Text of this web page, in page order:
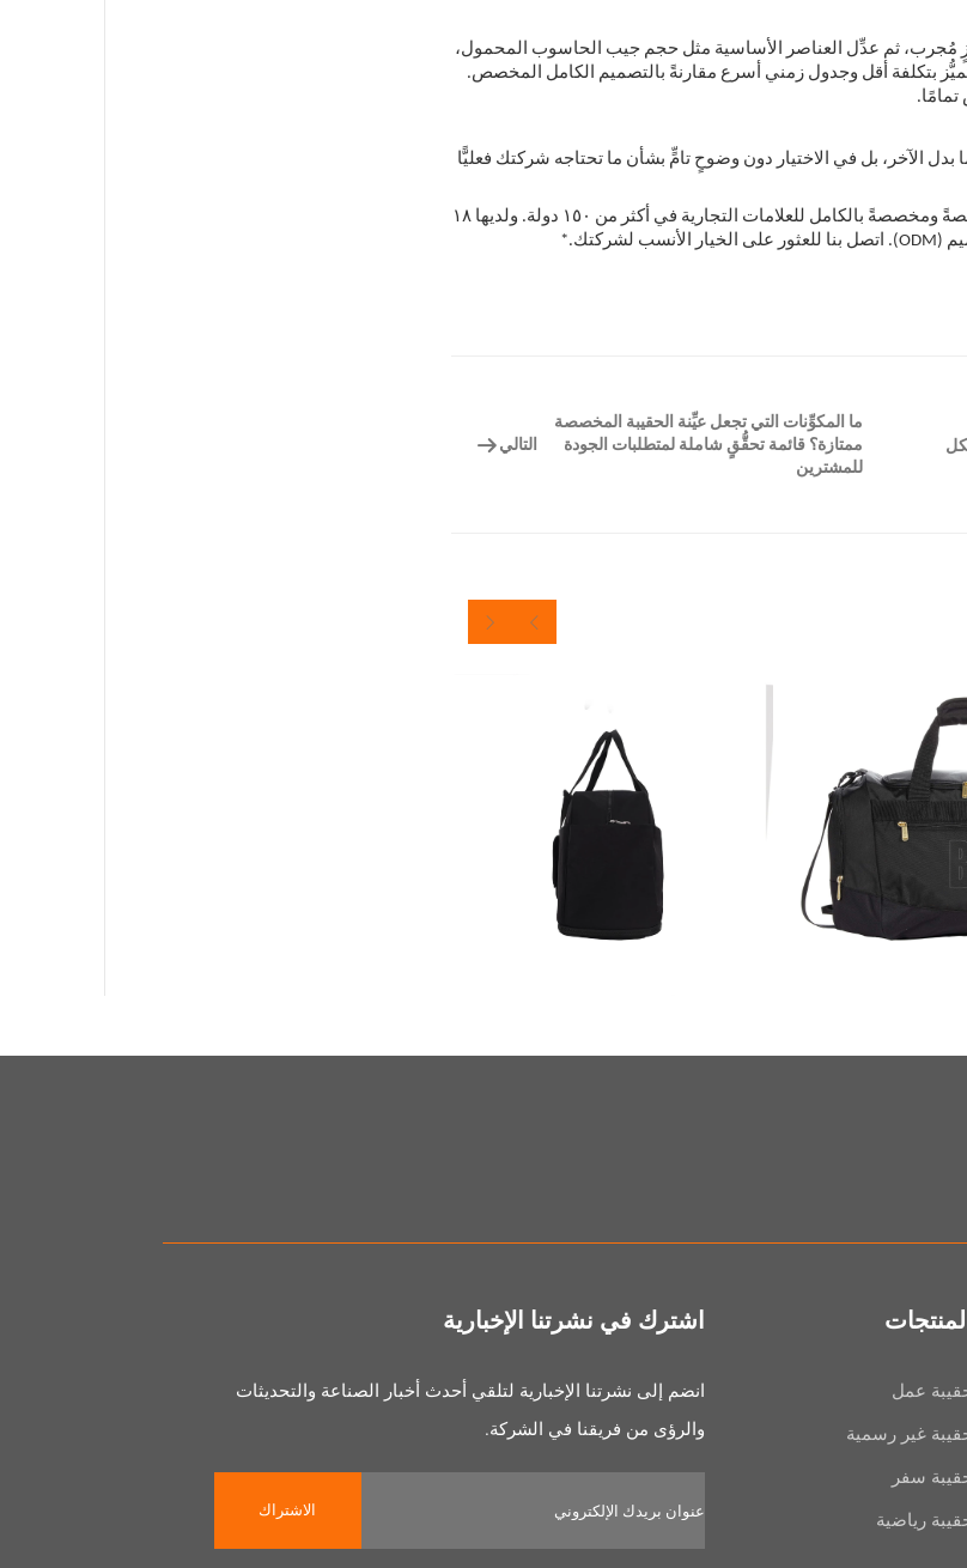
ثم عدِّل العناصر الأساسية مثل حجم جيب الحاسوب المحمول،
بتكلفة أقل وجدول زمني أسرع مقارنةً بالتصميم الكامل المخصص.
الآخر، بل في الاختيار دون وضوحٍ تامٍّ بشأن ما تحتاجه شركتك فعليًّا
*توفِّر شركة TINYAT حقائب ظهر للكمبيوتر المحمول جاهزةً وشبه مخصصةً ومخصصةً بالكامل للعلامات التجارية في أكثر من ١٥٠ دولة. ولديها ١٨
ما المكوِّنات التي تجعل عيِّنة الحقيبة المخصصة
ممتازة؟ قائمة تحقُّقٍ شاملة لمتطلبات الجودة
للمشترين
التالي
المنتجات
عمل
غير رسمية
سفر
رياضية
اشترك في نشرتنا الإخبارية
انضم إلى نشرتنا الإخبارية لتلقي أحدث أخبار الصناعة والتحديثات
والرؤى من فريقنا في الشركة.
الاشتراك